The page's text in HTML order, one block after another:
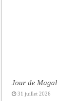
Jour de
31 juillet 2026